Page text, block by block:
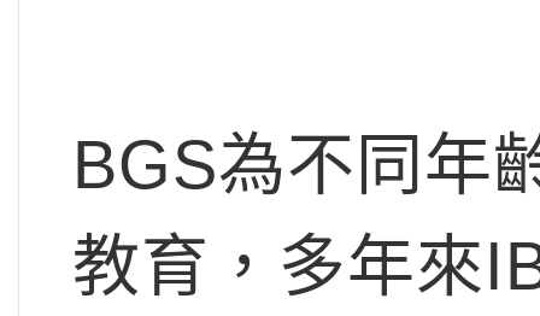
BGS為不同年
教育，多年來